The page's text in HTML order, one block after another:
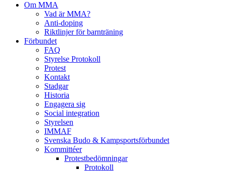
Om MMA
Vad är MMA?
Anti-doping
Riktlinjer för barnträning
Förbundet
FAQ
Styrelse Protokoll
Protest
Kontakt
Stadgar
Historia
Engagera sig
Social integration
Styrelsen
IMMAF
Svenska Budo & Kampsportsförbundet
Kommittéer
Protestbedömningar
Protokoll